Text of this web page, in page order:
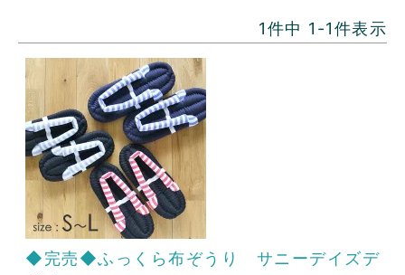
1件中 1 -1件表示
◆完売◆ふっくら布ぞうり サニーデイズデ